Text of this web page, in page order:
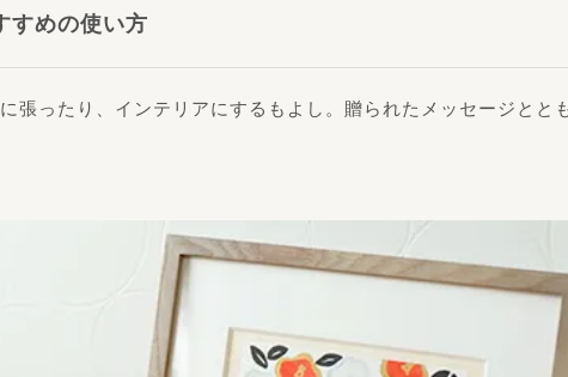
すめの使い方
張ったり、インテリアにするもよし。贈られたメッセージとと